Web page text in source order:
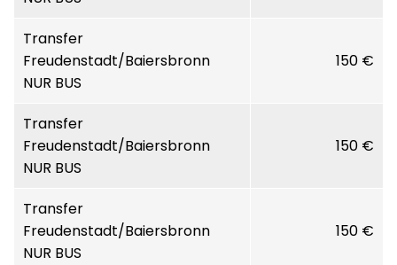
Transfer
Freudenstadt/Baiersbronn
NUR BUS
150 €
Transfer
Freudenstadt/Baiersbronn
NUR BUS
150 €
Transfer
Freudenstadt/Baiersbronn
NUR BUS
150 €